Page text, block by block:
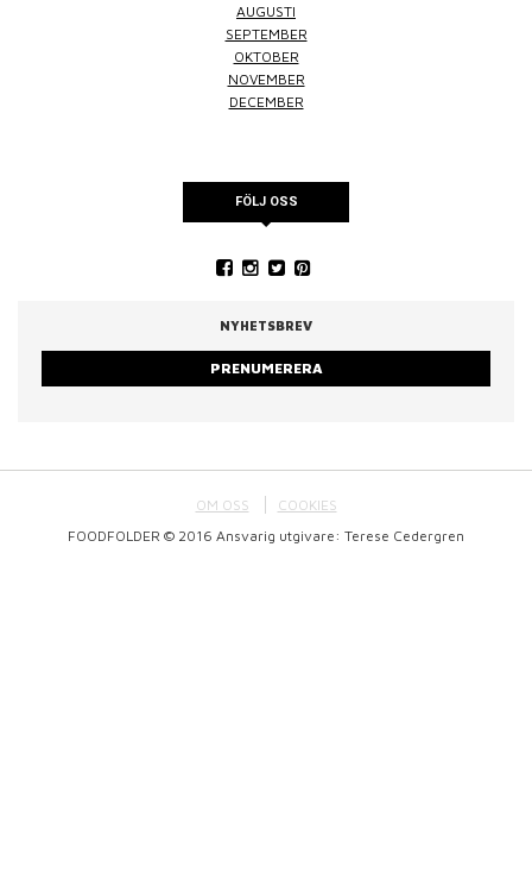
AUGUSTI
SEPTEMBER
OKTOBER
NOVEMBER
DECEMBER
FÖLJ OSS
NYHETSBREV
PRENUMERERA
OM OSS
COOKIES
FOODFOLDER © 2016 Ansvarig utgivare: Terese Cedergren